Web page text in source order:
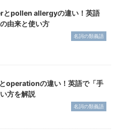
とpollen allergyの違い！英語
由来と使い方
名詞の類義語
operationの違い！英語で「手
方を解説
名詞の類義語